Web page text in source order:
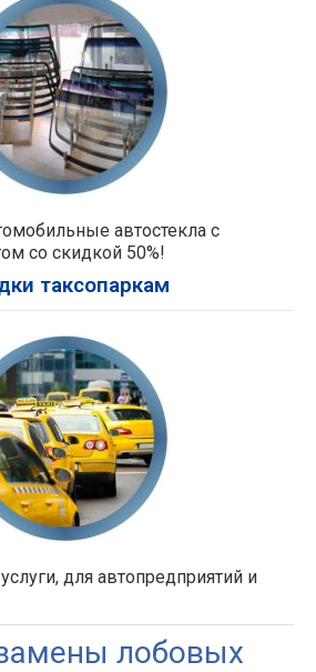
автостекла с
со скидкой 50%!
таксопаркам
для автопредприятий и
лобовых